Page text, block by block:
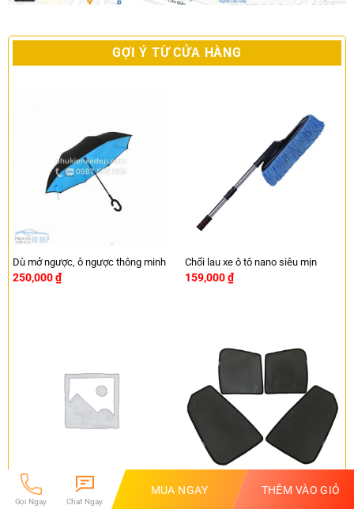
GỢI Ý TỪ CỬA HÀNG
Dù mở ngược, ô ngược thông minh
250,000₫
Chổi lau xe ô tô nano siêu mịn
159,000₫
Bọc vô lăng Sparco chính hãng
1114BL
Rèm che nắng theo xe MERCEDES
GLC 200-250-300
Gọi Ngay Chat Ngay
MUA NGAY THÊM VÀO GIỎ